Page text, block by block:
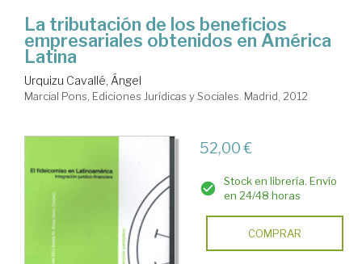
La tributación de los beneficios
empresariales obtenidos en América
Latina
Urquizu Cavallé, Ángel
Marcial Pons, Ediciones Jurídicas y Sociales. Madrid, 2012
52,00 €
Stock en librería. Envío
en 24/48 horas
COMPRAR